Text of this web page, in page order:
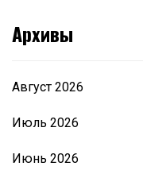
Архивы
Август 2026
Июль 2026
Июнь 2026